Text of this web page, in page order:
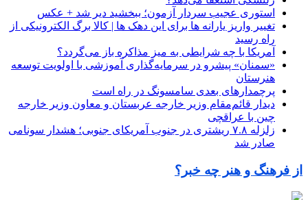
استوری عجیب سردار آزمون؛ ببخشید دیر شد + عکس
تغییر واریز یارانه‌ ها برای این دهک ها | کالا برگ الکترونیکی از
راه رسید
آمریکا با چه شرایطی به میز مذاکره باز می‌گردد؟
«سمنان» پیشرو در سرمایه‌گذاری آموزشی با اولویت توسعه
هنرستان‌
پرچمدارهای بعدی سامسونگ در راه است
دیدار قائم‌مقام وزیر خارجه عربستان و معاون وزیر خارجه
چین با عراقچی
زلزله ۷.۸ ریشتری در جنوب آمریکای جنوبی؛ هشدار سونامی
صادر شد
از فرهنگ و هنر چه خبر؟